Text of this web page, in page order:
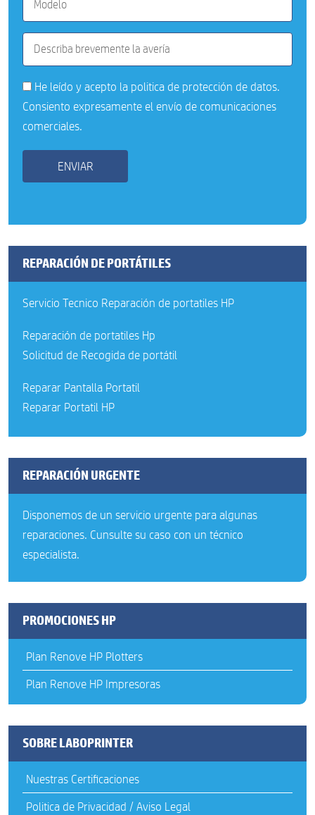
He leído y acepto lapolitica de protección de datos.
Consiento expresamente el envío de comunicaciones
comerciales.
REPARACIÓN DE PORTÁTILES
Servicio Tecnico Reparación de portatiles HP
Reparación de portatiles Hp
Solicitud de Recogida de portátil
Reparar Pantalla Portatil
Reparar Portatil HP
REPARACIÓN URGENTE
Disponemos de un servicio urgente para algunas
reparaciones. Cunsulte su caso con un técnico
especialista.
PROMOCIONES HP
Plan Renove HP Plotters
Plan Renove HP Impresoras
SOBRE LABOPRINTER
Nuestras Certificaciones
Politica de Privacidad / Aviso Legal